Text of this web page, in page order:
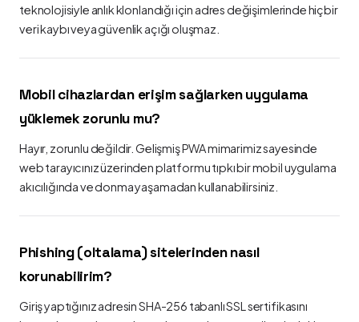
teknolojisiyle anlık klonlandığı için adres değişimlerinde hiçbir
veri kaybı veya güvenlik açığı oluşmaz.
Mobil cihazlardan erişim sağlarken uygulama
yüklemek zorunlu mu?
Hayır, zorunlu değildir. Gelişmiş PWA mimarimiz sayesinde
web tarayıcınız üzerinden platformu tıpkı bir mobil uygulama
akıcılığında ve donma yaşamadan kullanabilirsiniz.
Phishing (oltalama) sitelerinden nasıl
korunabilirim?
Giriş yaptığınız adresin SHA-256 tabanlı SSL sertifikasını